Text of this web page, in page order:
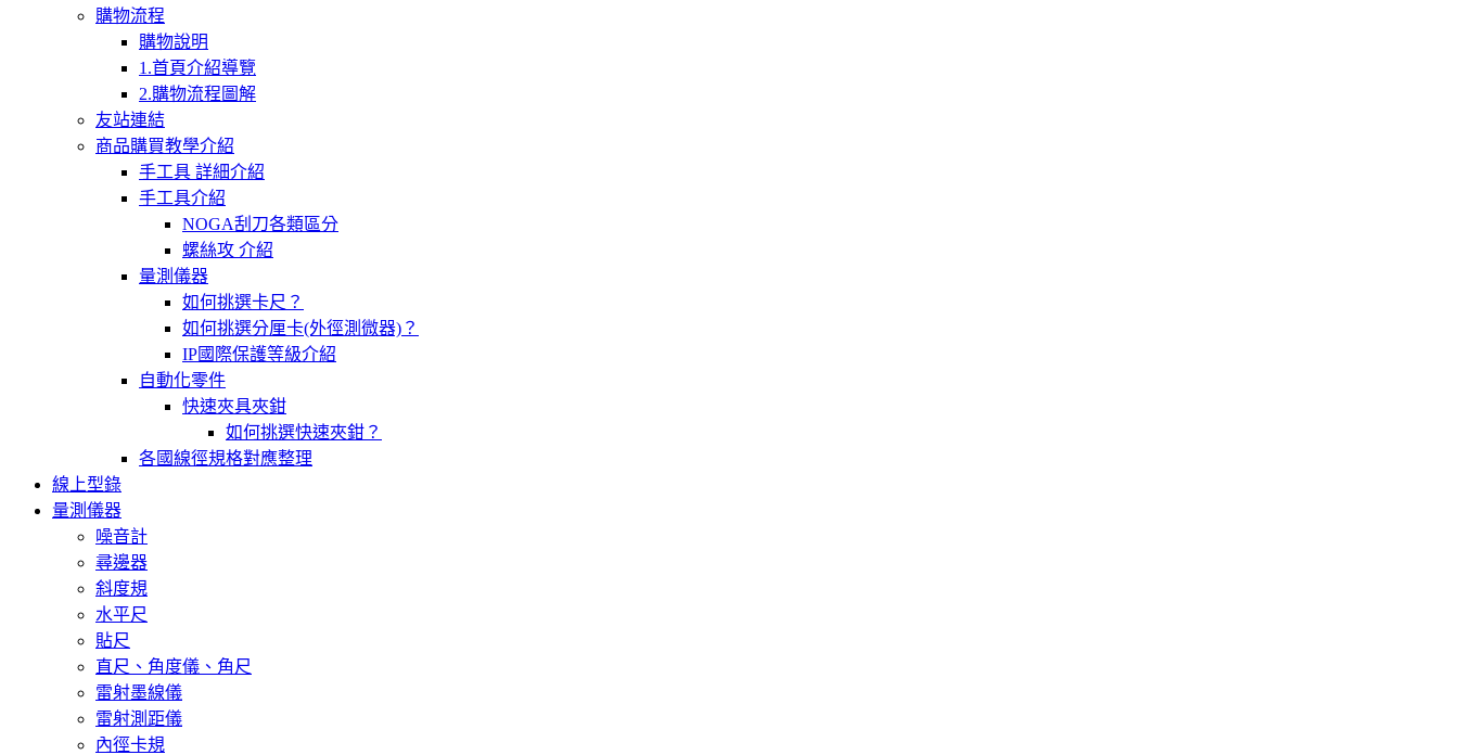
購物流程
購物說明
1.首頁介紹導覽
2.購物流程圖解
友站連結
商品購買教學介紹
手工具 詳細介紹
手工具介紹
NOGA刮刀各類區分
螺絲攻 介紹
量測儀器
如何挑選卡尺？
如何挑選分厘卡(外徑測微器)？
IP國際保護等級介紹
自動化零件
快速夾具夾鉗
如何挑選快速夾鉗？
各國線徑規格對應整理
線上型錄
量測儀器
噪音計
尋邊器
斜度規
水平尺
貼尺
直尺、角度儀、角尺
雷射墨線儀
雷射測距儀
內徑卡規